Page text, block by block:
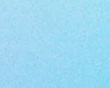
PAN llama a Clara Brugada al
CDMX; hay notarios, funcionarios
coludidos y carpetas desaparecidas